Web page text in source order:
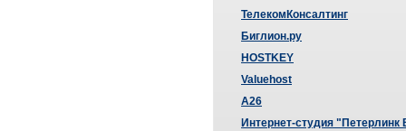
ТелекомКонсалтинг
Биглион.ру
HOSTKEY
Valuehost
A26
Интернет-студия "Петерлинк